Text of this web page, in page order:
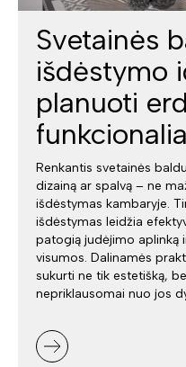
Svetainės
išdėstymo
planuoti
Renkantis svetainės
dizainą ar spalvą – ne
išdėstymas kambaryje.
išdėstymas leidžia
patogią judėjimo aplinką
visumos. Dalinamės
sukurti ne tik estetišką,
nepriklausomai nuo jos